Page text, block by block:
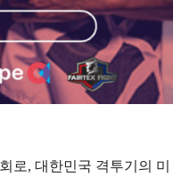
로, 대한민국 격투기의 미